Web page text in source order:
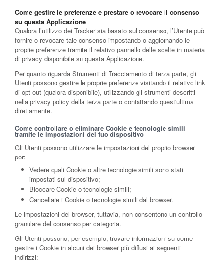
Come gestire le preferenze e prestare o revocare il consenso
su questa Applicazione
Qualora l’utilizzo dei Tracker sia basato sul consenso, l’Utente può
fornire o revocare tale consenso impostando o aggiornando le
proprie preferenze tramite il relativo pannello delle scelte in materia
di privacy disponibile su questa Applicazione.
Per quanto riguarda Strumenti di Tracciamento di terza parte, gli
Utenti possono gestire le proprie preferenze visitando il relativo link
di opt out (qualora disponibile), utilizzando gli strumenti descritti
nella privacy policy della terza parte o contattando quest'ultima
direttamente.
Come controllare o eliminare Cookie e tecnologie simili
tramite le impostazioni del tuo dispositivo
Gli Utenti possono utilizzare le impostazioni del proprio browser
per:
Vedere quali Cookie o altre tecnologie simili sono stati
impostati sul dispositivo;
Bloccare Cookie o tecnologie simili;
Cancellare i Cookie o tecnologie simili dal browser.
Le impostazioni del browser, tuttavia, non consentono un controllo
granulare del consenso per categoria.
Gli Utenti possono, per esempio, trovare informazioni su come
gestire i Cookie in alcuni dei browser più diffusi ai seguenti
indirizzi: